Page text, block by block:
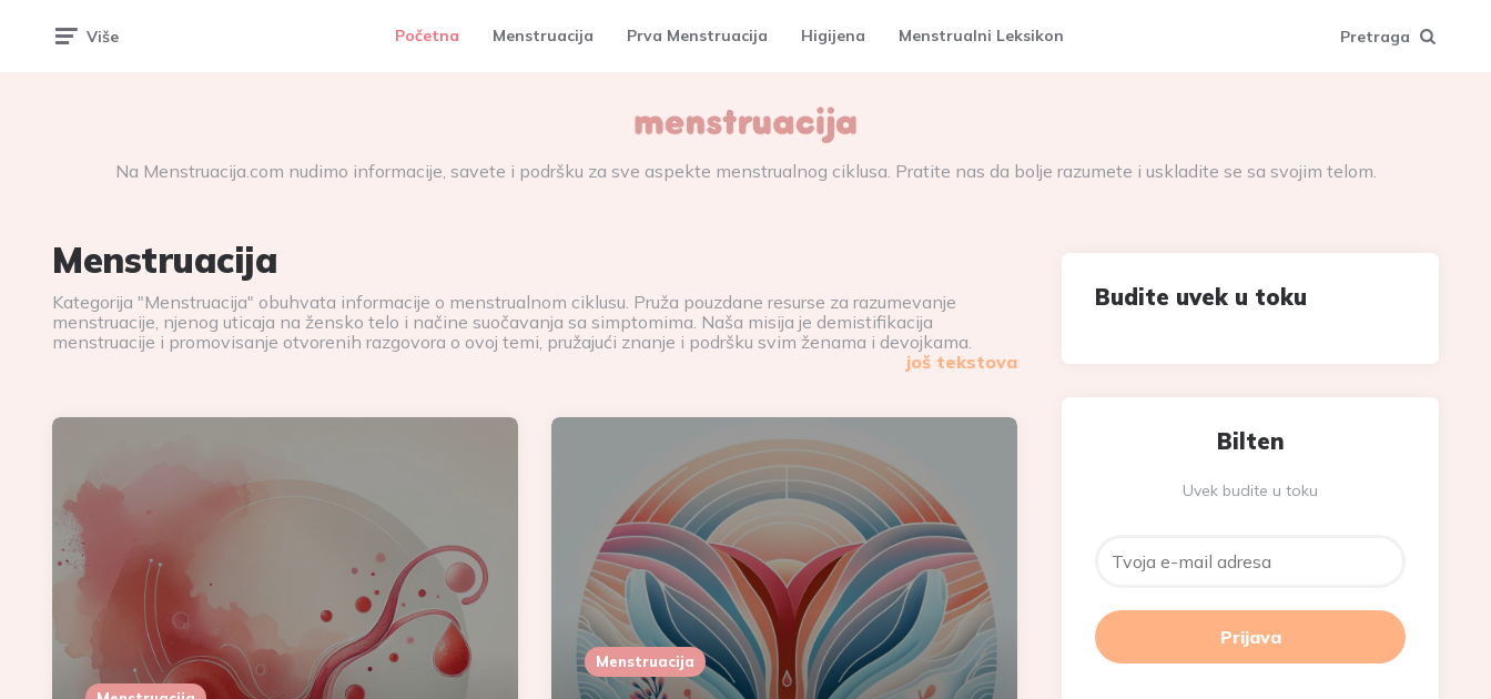
Više Početna Menstruacija Prva Menstruacija Higijena Menstrualni Leksikon Pretraga
Vaš
Vodič
kroz
Na Menstruacija.com nudimo informacije, savete i podršku za sve aspekte menstrualnog ciklusa. Pratite nas da bolje razumete i uskladite se sa svojim telom.
Menstruacija
Kategorija "Menstruacija" obuhvata informacije o menstrualnom ciklusu. Pruža pouzdane resurse za razumevanje
menstruacije, njenog uticaja na žensko telo i načine suočavanja sa simptomima. Naša misija je demistifikacija
menstruacije i promovisanje otvorenih razgovora o ovoj temi, pružajući znanje i podršku svim ženama i devojkama.
još tekstova
Menstruacija
Budite uvek u toku
Bilten
Uvek budite u toku